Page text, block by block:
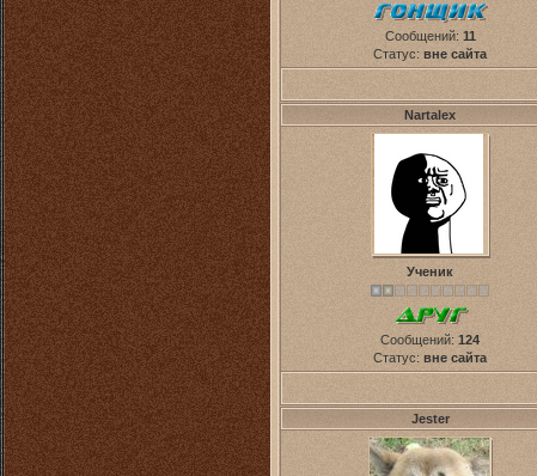
Сообщений: 11
Статус: вне сайта
Nartalex
Ученик
Сообщений: 124
Статус: вне сайта
Jester